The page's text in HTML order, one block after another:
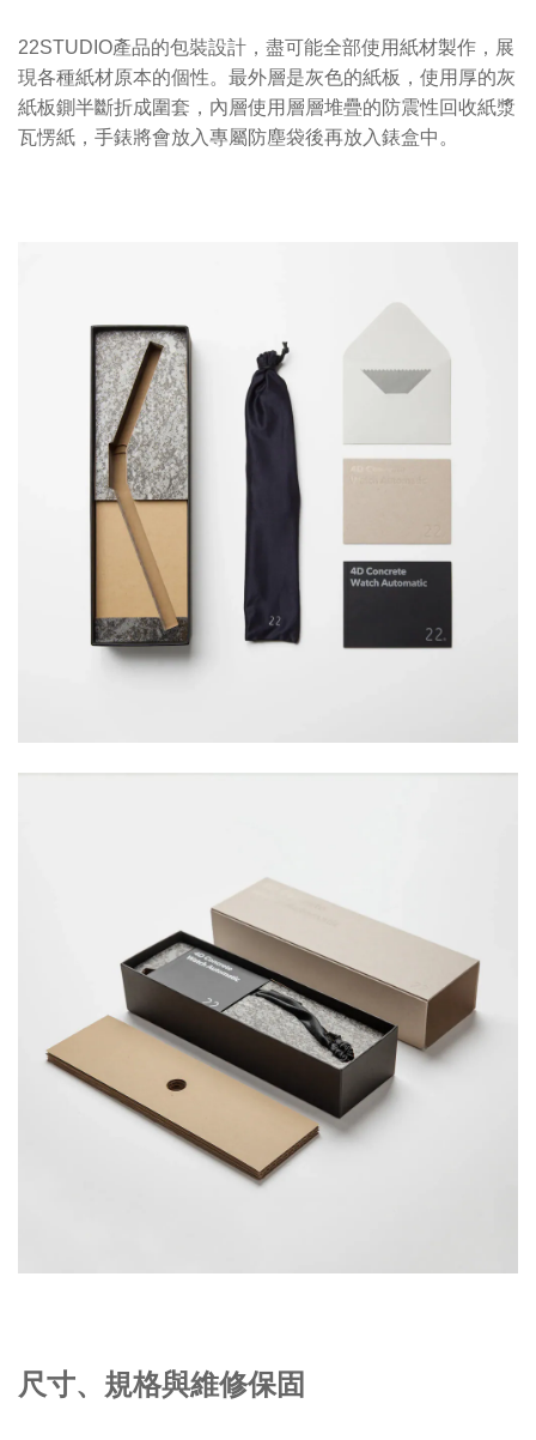
22STUDIO產品的包裝設計，盡可能全部使用紙材製作，展
現各種紙材原本的個性。最外層是灰色的紙板，使用厚的灰
紙板鍘半斷折成圍套，內層使用層層堆疊的防震性回收紙漿
瓦愣紙，手錶將會放入專屬防塵袋後再放入錶盒中。
尺寸、規格與維修保固